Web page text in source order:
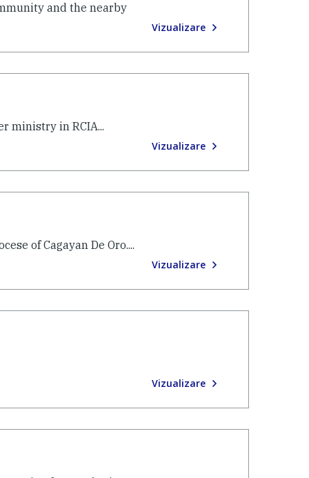
and the nearby
Vizualizare
ministry in RCIA...
Vizualizare
of Cagayan De Oro....
Vizualizare
Vizualizare